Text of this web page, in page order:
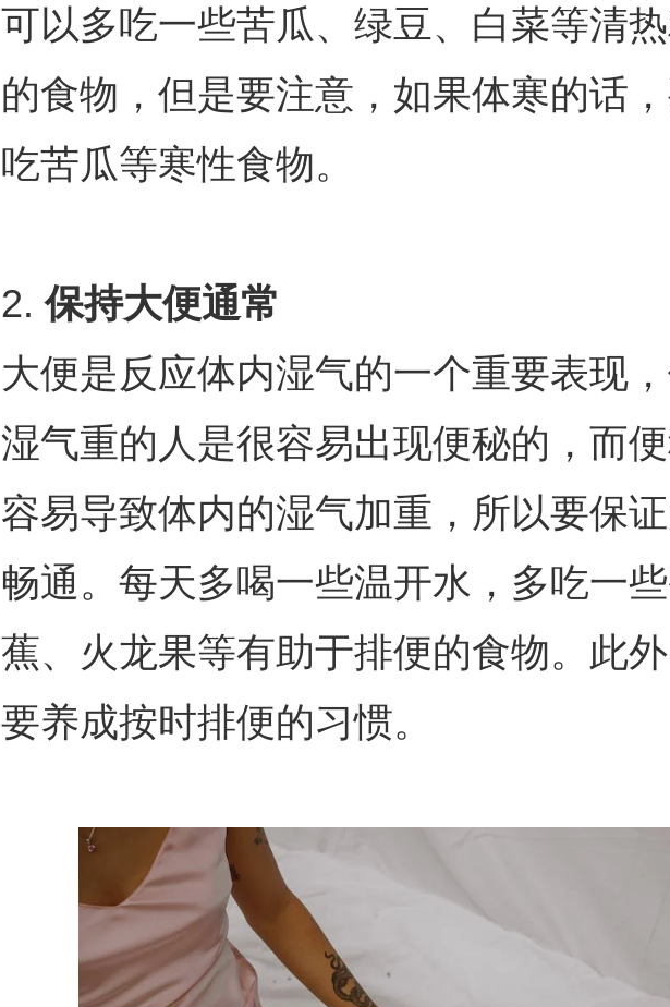
可以多吃一些苦瓜、绿豆、白菜等清
的食物，但是要注意，如果体寒的话
吃苦瓜等寒性食物。
2.保持大便通常
大便是反应体内湿气的一个重要表现
湿气重的人是很容易出现便秘的，而
容易导致体内的湿气加重，所以要保
畅通。每天多喝一些温开水，多吃一
蕉、火龙果等有助于排便的食物。此
要养成按时排便的习惯。